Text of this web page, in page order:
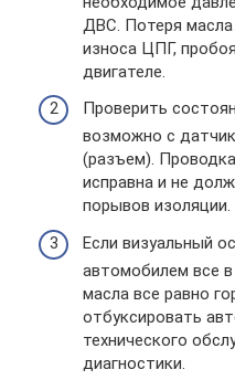
ДВС. Потеря
износа ЦПГ,
двигателе.
Проверить
возможно с
(разъем).
исправна и не
порывов изоляции.
Если визуальный
автомобилем все
масла все равно
отбуксировать
технического
диагностики.